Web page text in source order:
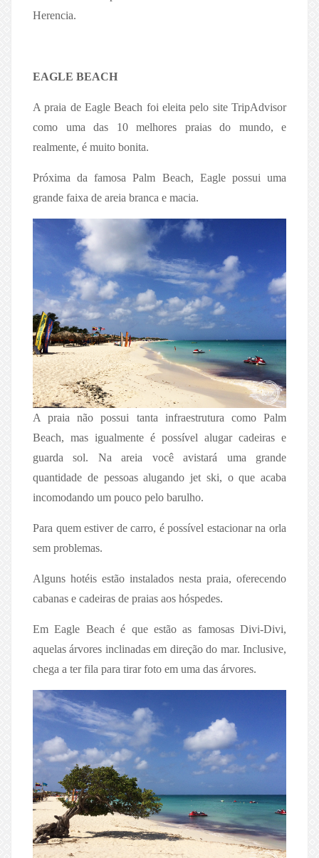
Herencia.
EAGLE BEACH
A praia de Eagle Beach foi eleita pelo site TripAdvisor
como uma das 10 melhores praias do mundo, e
realmente, é muito bonita.
Próxima da famosa Palm Beach, Eagle possui uma
grande faixa de areia branca e macia.
A praia não possui tanta infraestrutura como Palm
Beach, mas igualmente é possível alugar cadeiras e
guarda sol. Na areia você avistará uma grande
quantidade de pessoas alugando jet ski, o que acaba
incomodando um pouco pelo barulho.
Para quem estiver de carro, é possível estacionar na orla
sem problemas.
Alguns hotéis estão instalados nesta praia, oferecendo
cabanas e cadeiras de praias aos hóspedes.
Em Eagle Beach é que estão as famosas Divi-Divi,
aquelas árvores inclinadas em direção do mar. Inclusive,
chega a ter fila para tirar foto em uma das árvores.